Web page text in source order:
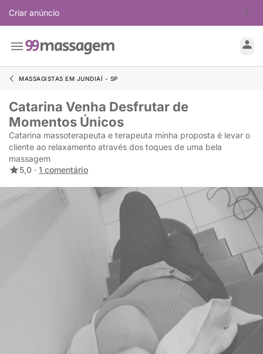
Criar anúncio
MASSAGISTAS EM JUNDIAÍ - SP
Catarina Venha Desfrutar de
Momentos Únicos
Catarina massoterapeuta e terapeuta minha proposta é levar o
cliente ao relaxamento através dos toques de uma bela
massagem
5,0 · 1 comentário